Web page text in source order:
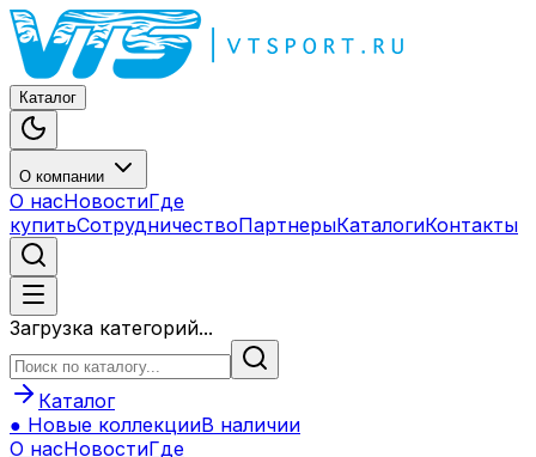
Каталог
О компании
О насНовостиГде
купитьСотрудничествоПартнерыКаталогиКонтакты
Загрузка категорий...
Каталог
● Новые коллекцииВ наличии
О насНовостиГде